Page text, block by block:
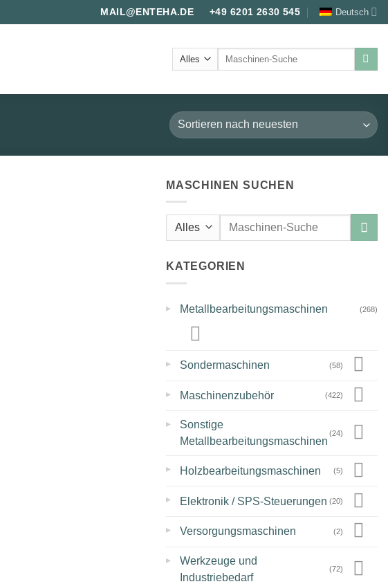
MAIL@ENTEHA.DE +49 6201 2630 545 Deutsch
Suche
MASCHINEN SUCHEN
Suche
KATEGORIEN
▸ Metallbearbeitungsmaschinen (268)
▸ Sondermaschinen (58)
▸ Maschinenzubehör (422)
▸
Sonstige
Metallbearbeitungsmaschinen
(24)
▸ Holzbearbeitungsmaschinen (5)
▸ Elektronik / SPS-Steuerungen (20)
▸ Versorgungsmaschinen (2)
▸
Werkzeuge und
Industriebedarf
(72)